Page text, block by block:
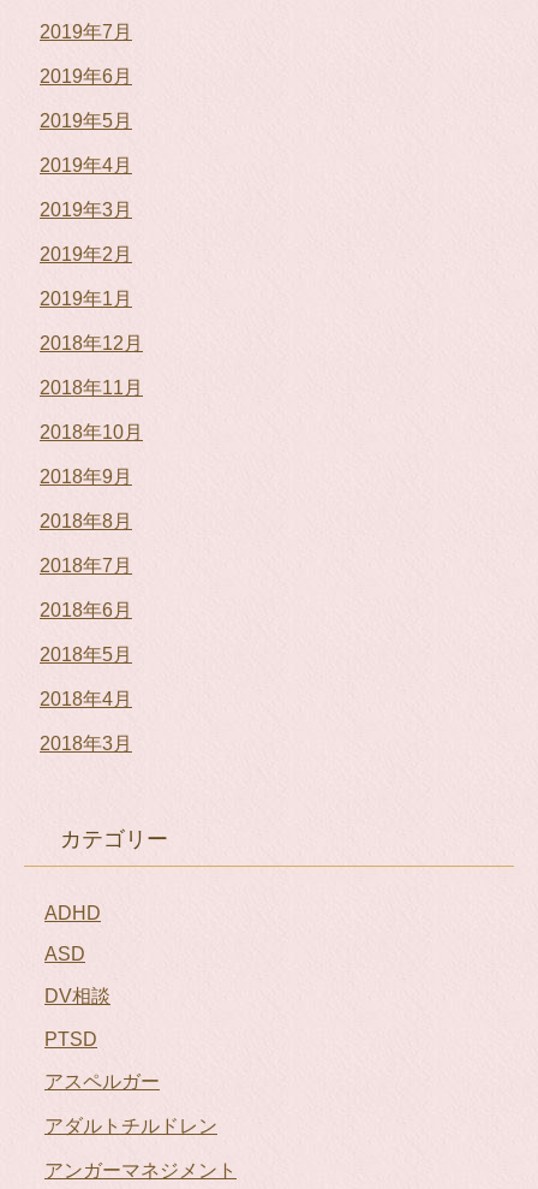
2019年7月
2019年6月
2019年5月
2019年4月
2019年3月
2019年2月
2019年1月
2018年12月
2018年11月
2018年10月
2018年9月
2018年8月
2018年7月
2018年6月
2018年5月
2018年4月
2018年3月
カテゴリー
ADHD
ASD
DV相談
PTSD
アスペルガー
アダルトチルドレン
アンガーマネジメント